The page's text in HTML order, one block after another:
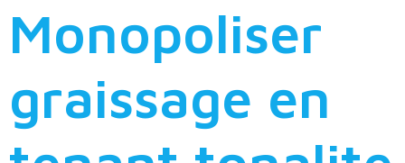
Monopoliser
graissage en